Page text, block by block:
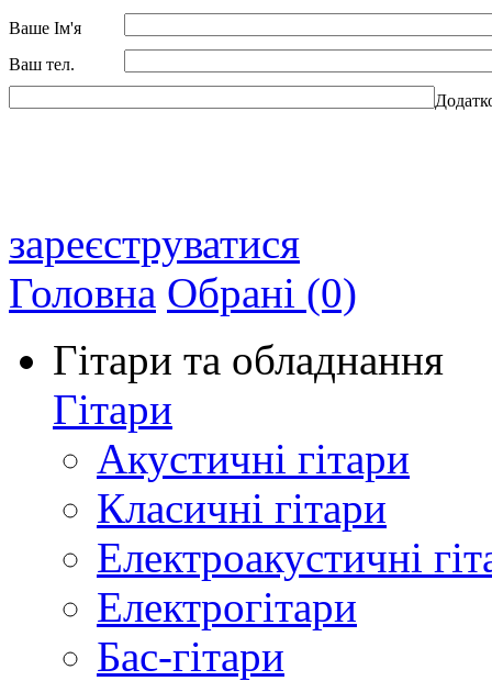
Ваше Ім'я
Ваш тел.
зареєструватися
Головна Обрані (0)
Гітари та обладнання
Гітари
Акустичні гітари
Класичні гітари
Електроакустичні
Електрогітари
Бас-гітари